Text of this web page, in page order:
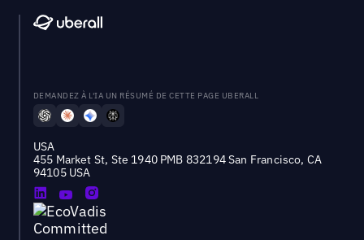
DEMANDEZ À L'IA UN RÉSUMÉ DE CETTE PAGE UBERALL
USA
455 Market St, Ste 1940 PMB 832194 San Francisco, CA
94105 USA